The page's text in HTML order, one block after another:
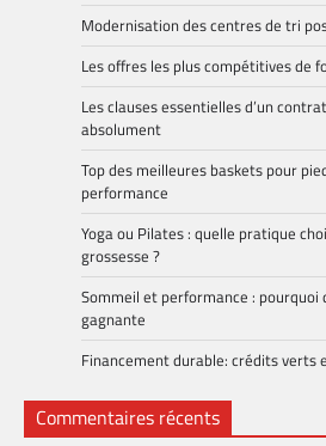
Modernisation des centres de tri
Les offres les plus compétitives de
Les clauses essentielles d’un
absolument
Top des meilleures baskets pour
performance
Yoga ou Pilates : quelle pratique
grossesse ?
Sommeil et performance :
gagnante
Financement durable: crédits verts
Commentaires récents